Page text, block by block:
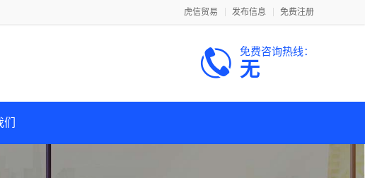
虎信贸易 发布信息 免费注册
免费咨询热线：
无